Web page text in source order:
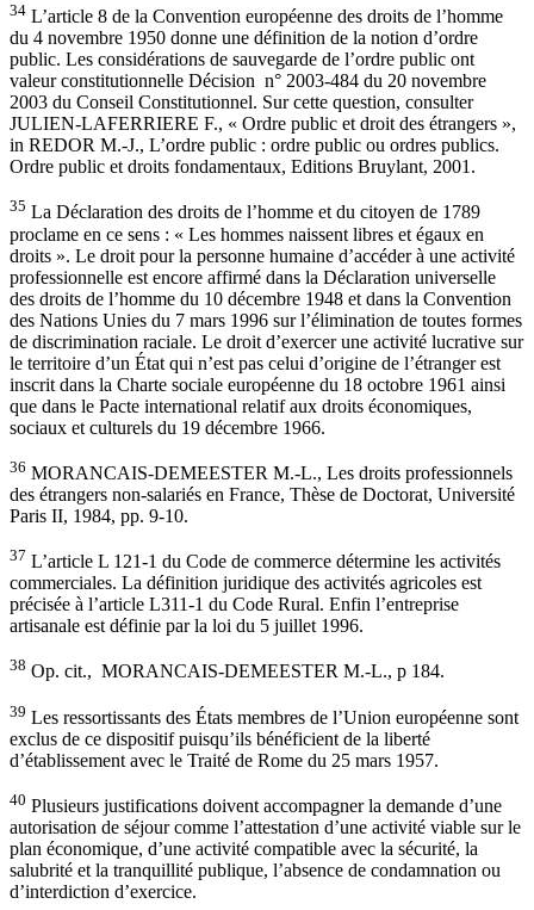
34 L’article 8 de la Convention européenne des droits de l’homme
du 4 novembre 1950 donne une définition de la notion d’ordre
public. Les considérations de sauvegarde de l’ordre public ont
valeur constitutionnelle Décision n° 2003-484 du 20 novembre
2003 du Conseil Constitutionnel. Sur cette question, consulter
JULIEN-LAFERRIERE F., « Ordre public et droit des étrangers »,
in REDOR M.-J., L’ordre public : ordre public ou ordres publics.
Ordre public et droits fondamentaux, Editions Bruylant, 2001.
35 La Déclaration des droits de l’homme et du citoyen de 1789
proclame en ce sens : « Les hommes naissent libres et égaux en
droits ». Le droit pour la personne humaine d’accéder à une activité
professionnelle est encore affirmé dans la Déclaration universelle
des droits de l’homme du 10 décembre 1948 et dans la Convention
des Nations Unies du 7 mars 1996 sur l’élimination de toutes formes
de discrimination raciale. Le droit d’exercer une activité lucrative sur
le territoire d’un État qui n’est pas celui d’origine de l’étranger est
inscrit dans la Charte sociale européenne du 18 octobre 1961 ainsi
que dans le Pacte international relatif aux droits économiques,
sociaux et culturels du 19 décembre 1966.
36 MORANCAIS-DEMEESTER M.-L., Les droits professionnels
des étrangers non-salariés en France, Thèse de Doctorat, Université
Paris II, 1984, pp. 9-10.
37 L’article L 121-1 du Code de commerce détermine les activités
commerciales. La définition juridique des activités agricoles est
précisée à l’article L311-1 du Code Rural. Enfin l’entreprise
artisanale est définie par la loi du 5 juillet 1996.
38 Op. cit., MORANCAIS-DEMEESTER M.-L., p 184.
39 Les ressortissants des États membres de l’Union européenne sont
exclus de ce dispositif puisqu’ils bénéficient de la liberté
d’établissement avec le Traité de Rome du 25 mars 1957.
40 Plusieurs justifications doivent accompagner la demande d’une
autorisation de séjour comme l’attestation d’une activité viable sur le
plan économique, d’une activité compatible avec la sécurité, la
salubrité et la tranquillité publique, l’absence de condamnation ou
d’interdiction d’exercice.